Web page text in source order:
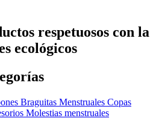
respetuosos con la
ecológicos
Braguitas Menstruales Copas
Molestias menstruales